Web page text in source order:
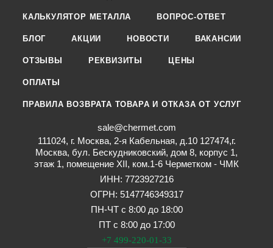
КАЛЬКУЛЯТОР МЕТАЛЛА ВОПРОС-ОТВЕТ
БЛОГ АКЦИИ НОВОСТИ ВАКАНСИИ
ОТЗЫВЫ РЕКВИЗИТЫ ЦЕНЫ
ОПЛАТЫ
ПРАВИЛА ВОЗВРАТА ТОВАРА И ОТКАЗА ОТ УСЛУГ
sale@chermet.com
111024, г. Москва, 2-я Кабельная, д.10 127474,г.
Москва, бул. Бескудниковский, дом 8, корпус 1,
этаж 1, помещение XII, ком.1-6 Черметком - ЧМК
ИНН: 7723927216
ОГРН: 5147746349317
ПН-ЧТ с 8:00 до 18:00
ПТ с 8:00 до 17:00
+7 499-220-01-33